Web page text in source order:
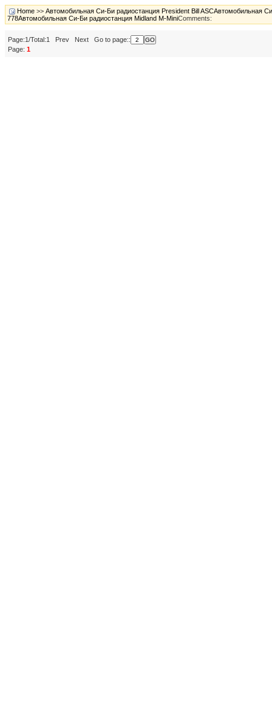
Home >> Автомобильная Си-Би радиостанция President Bill ASCАвтомобильная
778Автомобильная Си-Би радиостанция Midland M-MiniComments:
Page:1/Total:1 Prev Next Go to page::
Page: 1